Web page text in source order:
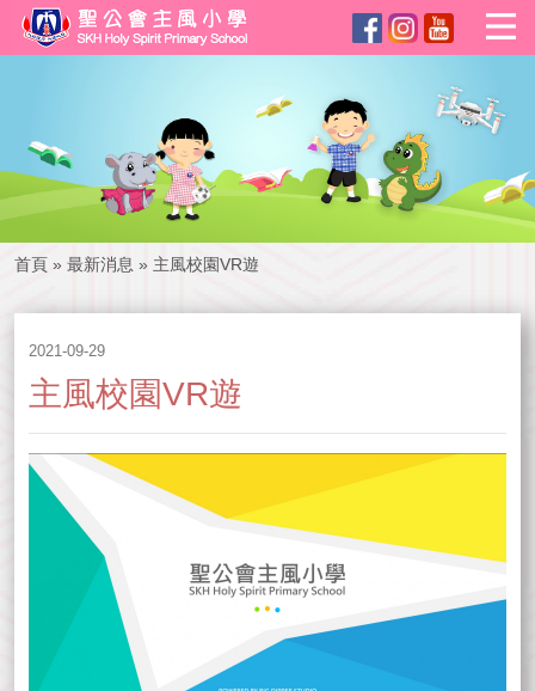
首頁 » 最新消息 » 主風校園VR遊
2021-09-29
主風校園VR遊